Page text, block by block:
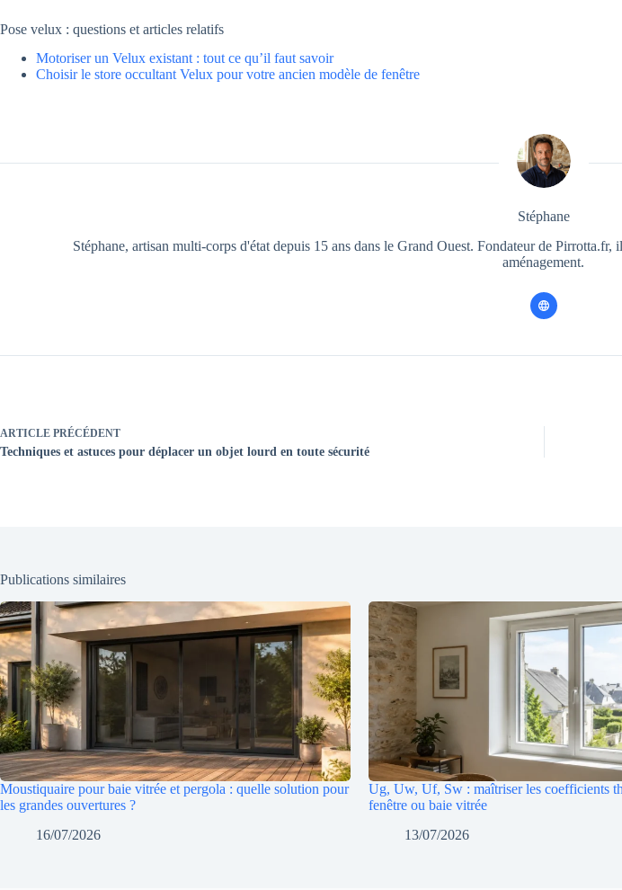
Pose velux : questions et articles relatifs
Motoriser un Velux existant : tout ce qu’il faut savoir
Choisir le store occultant Velux pour votre ancien modèle de fenêtre
Stéphane
Stéphane, artisan multi-corps d'état depuis 15 ans dans le Grand Ouest. Fondateur de
aménagement.
ARTICLE PRÉCÉDENT
Techniques et astuces pour déplacer un objet lourd en toute sécurité
Publications similaires
Moustiquaire pour baie vitrée et pergola : quelle solution pour
les grandes ouvertures ?
16/07/2026
Ug, Uw, Uf, Sw : maîtriser les coefficients
fenêtre ou baie vitrée
13/07/2026